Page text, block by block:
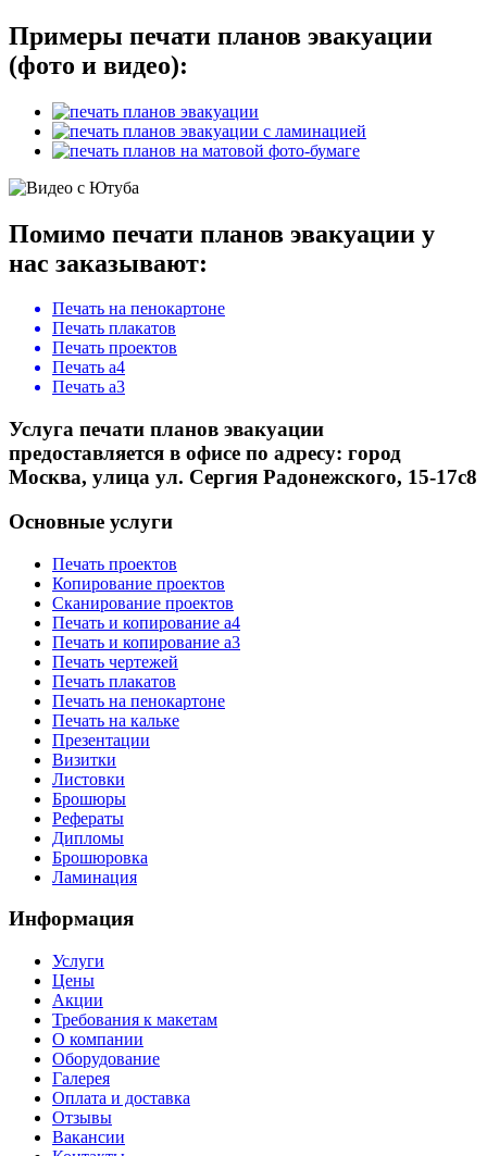
Примеры печати планов эвакуации
(фото и видео):
Помимо печати планов эвакуации у
нас заказывают:
Печать на пенокартоне
Печать плакатов
Печать проектов
Печать а4
Печать а3
Услуга печати планов эвакуации
предоставляется в офисе по адресу: город
Москва, улица ул. Сергия Радонежского, 15-17с8
Основные услуги
Печать проектов
Копирование проектов
Сканирование проектов
Печать и копирование а4
Печать и копирование а3
Печать чертежей
Печать плакатов
Печать на пенокартоне
Печать на кальке
Презентации
Визитки
Листовки
Брошюры
Рефераты
Дипломы
Брошюровка
Ламинация
Информация
Услуги
Цены
Акции
Требования к макетам
О компании
Оборудование
Галерея
Оплата и доставка
Отзывы
Вакансии